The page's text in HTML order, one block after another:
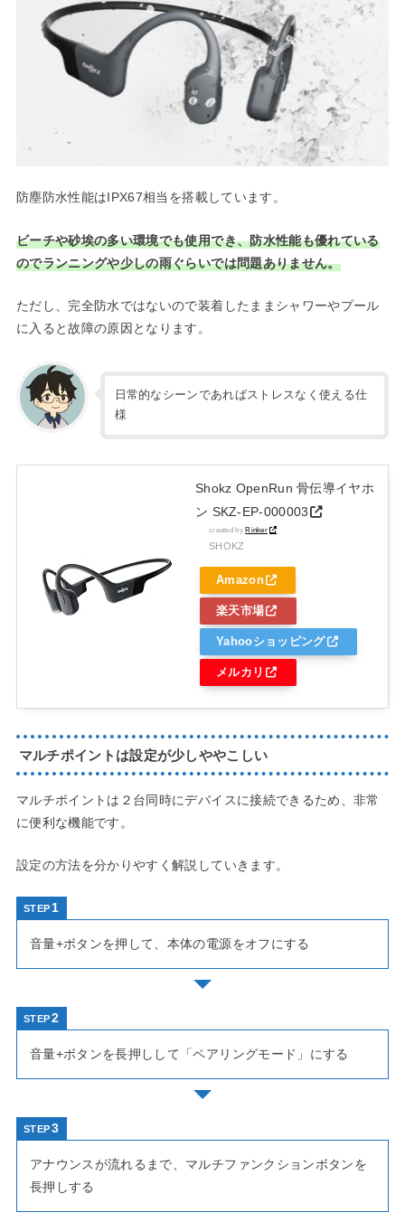
防塵防水性能はIPX67相当を搭載しています。
ビーチや砂埃の多い環境でも使用でき、防水性能も優れている
のでランニングや少しの雨ぐらいでは問題ありません。
ただし、完全防水ではないので装着したままシャワーやプール
に入ると故障の原因となります。
日常的なシーンであればストレスなく使える仕
様
Shokz OpenRun 骨伝導イヤホ
ン SKZ-EP-000003
created byRinker
SHOKZ
Amazon
楽天市場
Yahooショッピング
メルカリ
マルチポイントは設定が少しややこしい
マルチポイントは２台同時にデバイスに接続できるため、非常
に便利な機能です。
設定の方法を分かりやすく解説していきます。
STEP
音量+ボタンを押して、本体の電源をオフにする
STEP
音量+ボタンを長押しして「ペアリングモード」にする
STEP
アナウンスが流れるまで、マルチファンクションボタンを
長押しする